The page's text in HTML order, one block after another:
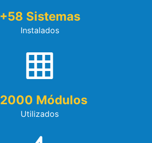
+58 Sistemas
Instalados
2000 Módulos
Utilizados